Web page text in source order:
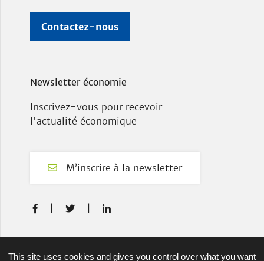
Contactez-nous
Newsletter économie
Inscrivez-vous pour recevoir
l'actualité économique
M’inscrire à la newsletter

c

i

n
Plan du site
This site uses cookies and gives you control over what you want